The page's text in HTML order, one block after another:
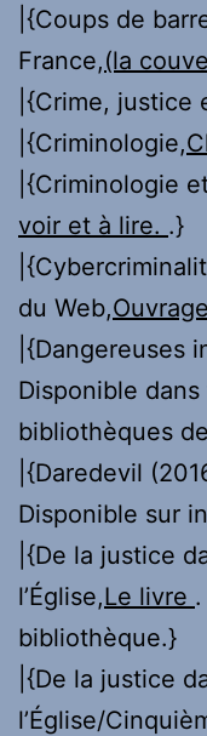
|{Coups de
France,(la
|{Crime, justice
|{Criminologie,
|{Criminologie
voir et à lire. .}
du Web,Ouvrage
|{Dangereuses
Disponible
bibliothèques
|{Daredevil
Disponible sur
|{De la justice
l’Église,Le livre
bibliothèque.}
|{De la justice
l’Église/